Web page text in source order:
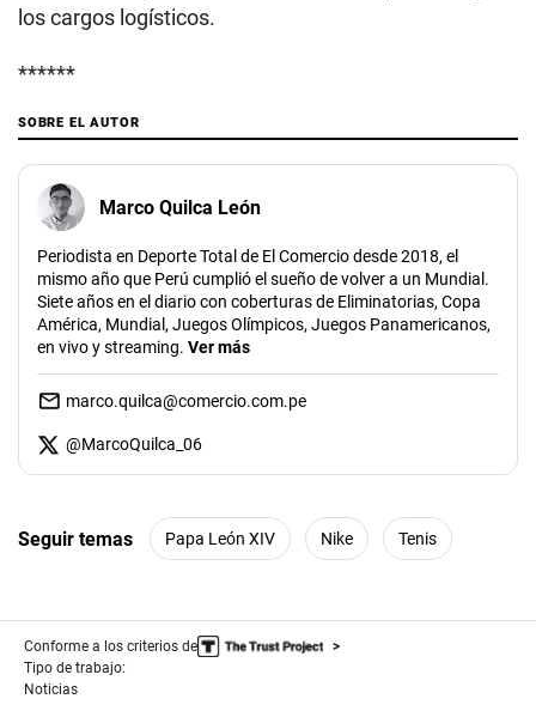
los cargos logísticos.
******
SOBRE EL AUTOR
Marco Quilca León
Periodista en Deporte Total de El Comercio desde 2018, el
mismo año que Perú cumplió el sueño de volver a un Mundial.
Siete años en el diario con coberturas de Eliminatorias, Copa
América, Mundial, Juegos Olímpicos, Juegos Panamericanos,
en vivo y streaming. Ver más
marco.quilca@comercio.com.pe
@MarcoQuilca_06
Seguir temas Papa León XIV Nike Tenis
Conforme a los criterios de
Tipo de trabajo:
Noticias